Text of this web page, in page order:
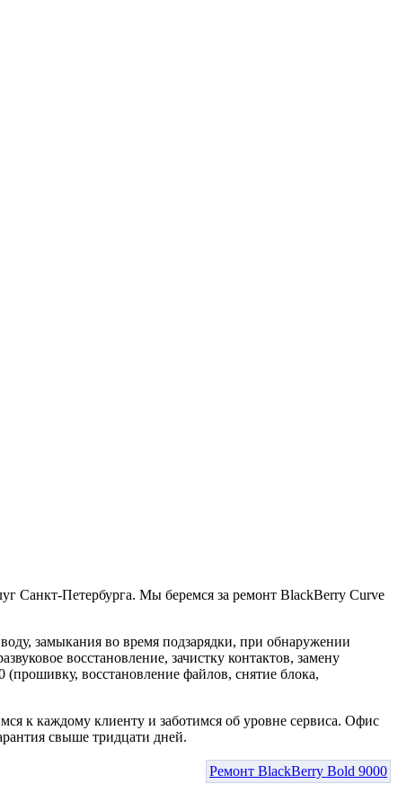
Санкт-Петербурга. Мы беремся за ремонт BlackBerry Curve
замыкания во время подзарядки, при обнаружении
восстановление, зачистку контактов, замену
восстановление файлов, снятие блока,
к каждому клиенту и заботимся об уровне сервиса. Офис
свыше тридцати дней.
Ремонт BlackBerry Bold 9000